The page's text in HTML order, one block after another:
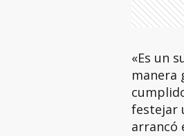
«Es un
manera
festejar
arrancó